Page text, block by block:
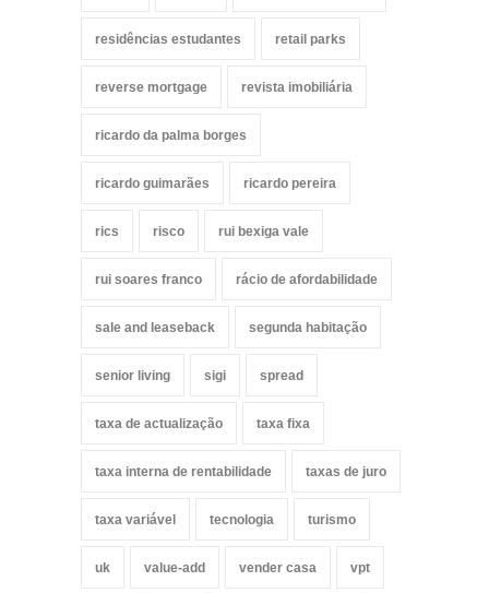
residências estudantes retail parks
reverse mortgage revista imobiliária
ricardo da palma borges
ricardo guimarães ricardo pereira
rics risco rui bexiga vale
rui soares franco rácio de afordabilidade
sale and leaseback segunda habitação
senior living sigi spread
taxa de actualização taxa fixa
taxa interna de rentabilidade taxas de juro
taxa variável tecnologia turismo
uk value-add vender casa vpt